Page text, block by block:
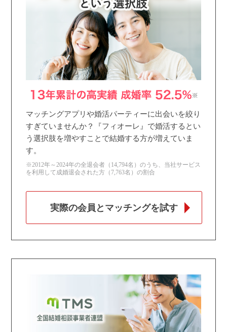
個人情報保護のため
プライバシーマークを取得しております
マッチングアプリや婚活パーティーに出会いを絞り
すぎていませんか？『フィオーレ』で婚活するとい
う選択肢を増やすことで結婚する方が増えていま
す。
※2012年～2024年の全退会者（14,794名）のうち、当社サービス
を利用して成婚退会された方（7,763名）の割合
実際の会員とマッチングを試す